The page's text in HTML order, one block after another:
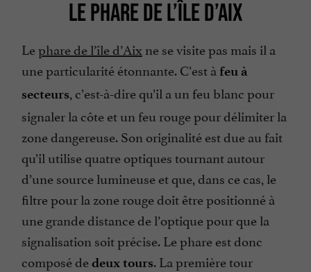
LE PHARE DE L’ÎLE D’AIX
Lephare de l’île d’Aix ne se visite pas mais il a
une particularité étonnante. C’est à feu à
secteurs, c’est-à-dire qu’il a un feu blanc pour
signaler la côte et un feu rouge pour délimiter la
zone dangereuse. Son originalité est due au fait
qu’il utilise quatre optiques tournant autour
d’une source lumineuse et que, dans ce cas, le
filtre pour la zone rouge doit être positionné à
une grande distance de l’optique pour que la
signalisation soit précise. Le phare est donc
composé dedeux tours. La première tour